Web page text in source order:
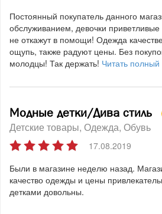
Постоянный покупатель данного
обслуживанием, девочки
не откажут в помощи! Одежда
ощупь, также радуют цены. Без
молодцы! Так держать! Читать полный
Модные детки/Дива стиль
Детские товары Одежда Обувь
17.08.2019
Были в магазине неделю назад.
качество одежды и цены
детками довольны.